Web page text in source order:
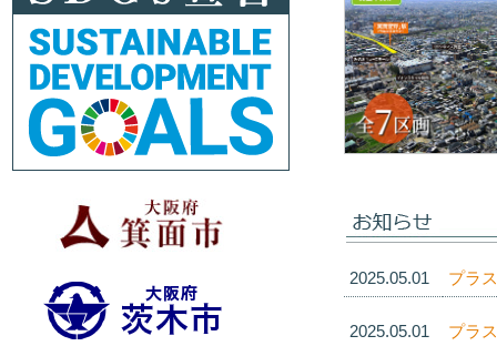
2025.05.01 プラ
2025.05.01 プラ